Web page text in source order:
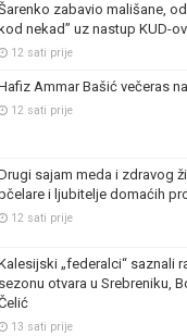
zabavio mališane,
kod nekad” uz nastup KUD-
12 sati prije
Ammar Bašić večeras
12 sati prije
sajam meda i zdravog
i ljubitelje domaćih
12 sati prije
„federalci“ saznali
sezonu otvara u Srebreniku,
13 sati prije